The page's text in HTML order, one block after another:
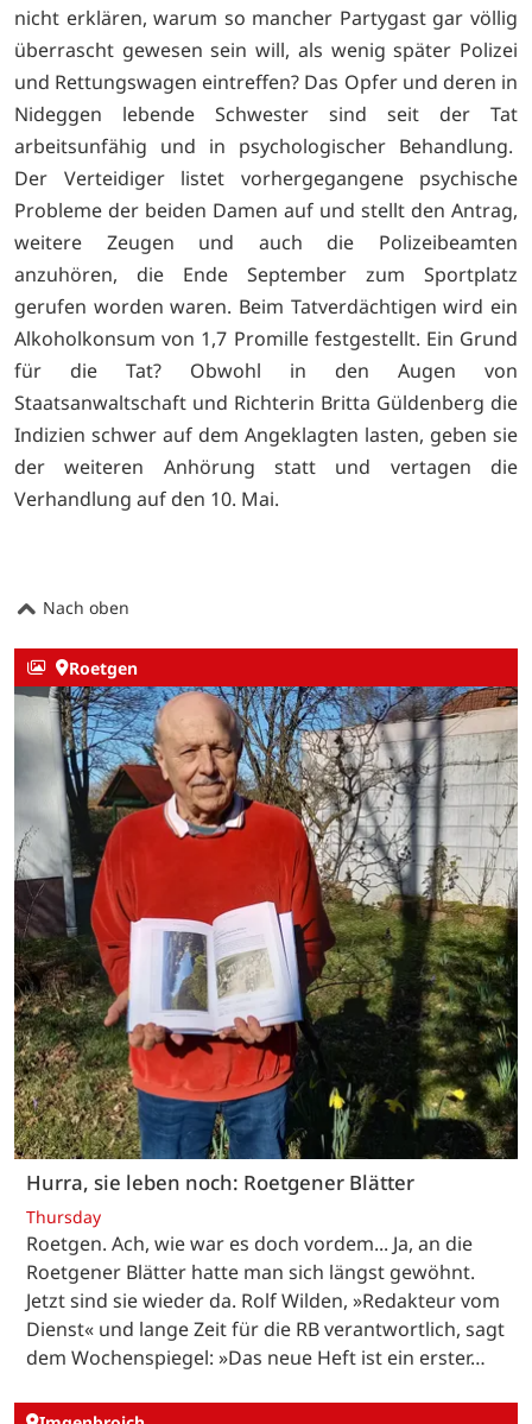
nicht erklären, warum so mancher Partygast gar völlig
überrascht gewesen sein will, als wenig später Polizei
und Rettungswagen eintreffen? Das Opfer und deren in
Nideggen lebende Schwester sind seit der Tat
arbeitsunfähig und in psychologischer Behandlung.
Der Verteidiger listet vorhergegangene psychische
Probleme der beiden Damen auf und stellt den Antrag,
weitere Zeugen und auch die Polizeibeamten
anzuhören, die Ende September zum Sportplatz
gerufen worden waren. Beim Tatverdächtigen wird ein
Alkoholkonsum von 1,7 Promille festgestellt. Ein Grund
für die Tat? Obwohl in den Augen von
Staatsanwaltschaft und Richterin Britta Güldenberg die
Indizien schwer auf dem Angeklagten lasten, geben sie
der weiteren Anhörung statt und vertagen die
Verhandlung auf den 10. Mai.
Nach oben
Roetgen
Hurra, sie leben noch: Roetgener Blätter
Thursday
Roetgen. Ach, wie war es doch vordem... Ja, an die
Roetgener Blätter hatte man sich längst gewöhnt.
Jetzt sind sie wieder da. Rolf Wilden, »Redakteur vom
Dienst« und lange Zeit für die RB verantwortlich, sagt
dem Wochenspiegel: »Das neue Heft ist ein erster…